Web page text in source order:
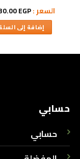
السعر :EGP
إضافة إلى
حسابي
حسابي